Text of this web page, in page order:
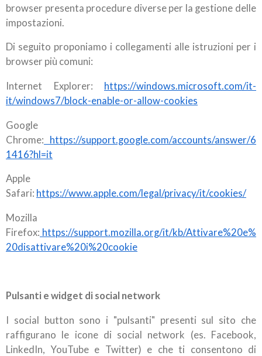
browser presenta procedure diverse per la gestione delle
impostazioni.
Di seguito proponiamo i collegamenti alle istruzioni per i
browser più comuni:
Internet Explorer:
https://windows.microsoft.com/it-
it/windows7/block-enable-or-allow-cookies
Google
Chrome: https://support.google.com/accounts/answer/6
1416?hl=it
Apple
Safari: https://www.apple.com/legal/privacy/it/cookies/
Mozilla
Firefox: https://support.mozilla.org/it/kb/Attivare%20e%
20disattivare%20i%20cookie
Pulsanti e widget di social network
I social button sono i "pulsanti" presenti sul sito che
raffigurano le icone di social network (es. Facebook,
LinkedIn, YouTube e Twitter) e che ti consentono di